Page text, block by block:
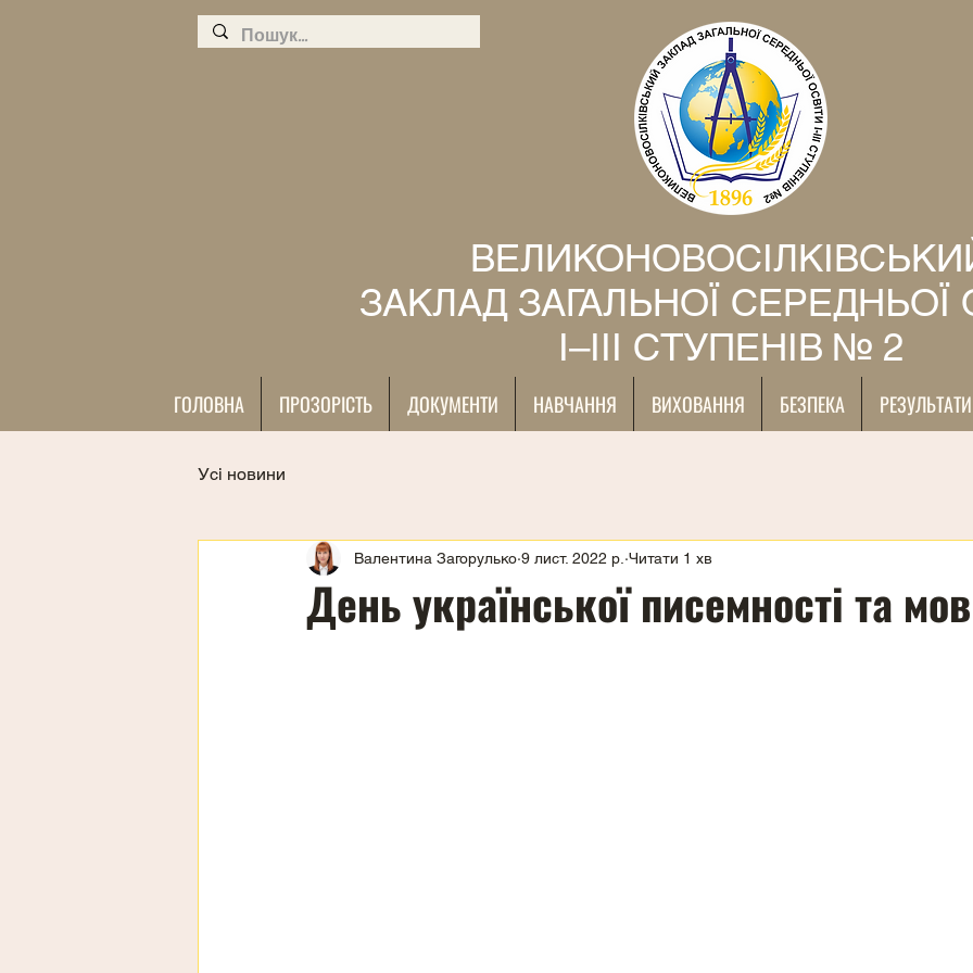
ЗАКЛАД ЗАГАЛЬНОЇ СЕРЕДНЬОЇ
І–ІІІ СТУПЕНІВ № 2
ГОЛОВНА ПРОЗОРІСТЬ ДОКУМЕНТИ НАВЧАННЯ ВИХОВАННЯ БЕЗПЕКА РЕЗУЛЬТАТИ
Усі новини
День української писемності та
Валентина Загорулько 9 лист. 2022 р. Читати 1 хв